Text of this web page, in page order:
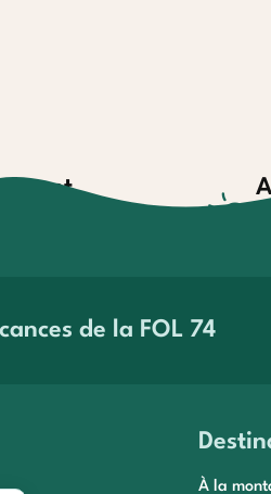
par des
de la FOL 74
À la